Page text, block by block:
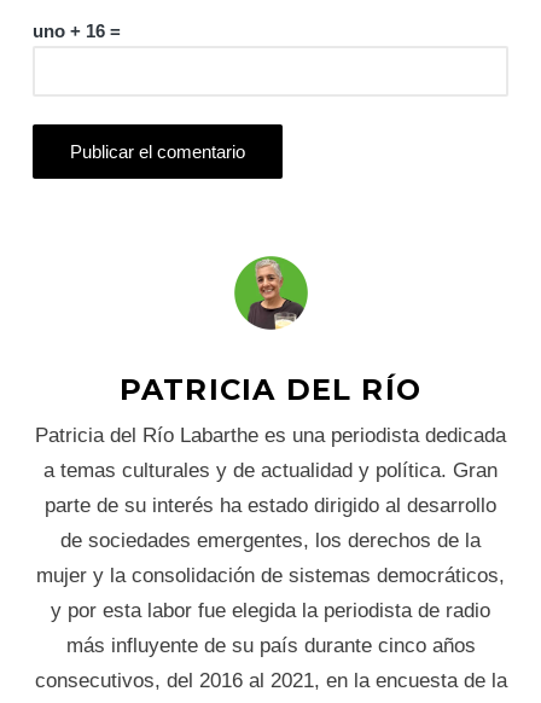
uno + 16 =
PATRICIA DEL RÍO
Patricia del Río Labarthe es una periodista dedicada
a temas culturales y de actualidad y política. Gran
parte de su interés ha estado dirigido al desarrollo
de sociedades emergentes, los derechos de la
mujer y la consolidación de sistemas democráticos,
y por esta labor fue elegida la periodista de radio
más influyente de su país durante cinco años
consecutivos, del 2016 al 2021, en la encuesta de la